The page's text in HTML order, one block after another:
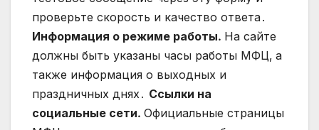
проверьте скорость и качество ответа․
Информация о режиме работы․ На сайте
должны быть указаны часы работы МФЦ‚ а
также информация о выходных и
праздничных днях․ Ссылки на
социальные сети․ Официальные страницы